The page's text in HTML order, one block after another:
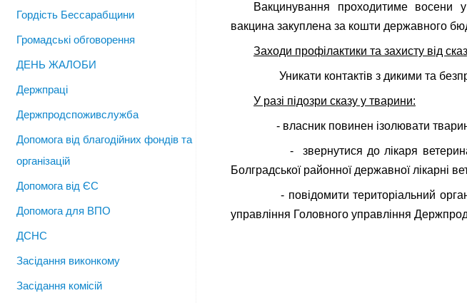
Вакцинування проходитиме восени
вакцина закуплена за кошти державного
Заходи профілактики та захисту від
Уникати контактів з дикими та
У разі підозри сказу у тварини:
- власник повинен ізолювати
- звернутися до лікаря
Болградської районної державної лікарні
- повідомити територіальний
управління Головного управління
Гордість Бессарабщини
Громадські обговорення
ДЕНЬ ЖАЛОБИ
Держпраці
Держпродспоживслужба
Допомога від благодійних фондів та
організацій
Допомога від ЄС
Допомога для ВПО
ДСНС
Засідання виконкому
Засідання комісій